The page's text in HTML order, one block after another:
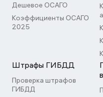
Дешевое ОСАГО
Коэффициенты ОСАГО
2025
Штрафы ГИБДД
Проверка штрафов
ГИБДД